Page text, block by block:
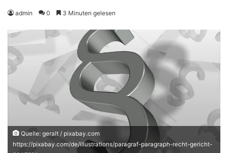
admin 0 3 Minuten gelesen
Quelle: geralt / pixabay.com
https://pixabay.com/de/illustrations/paragraf-paragraph-recht-gericht-